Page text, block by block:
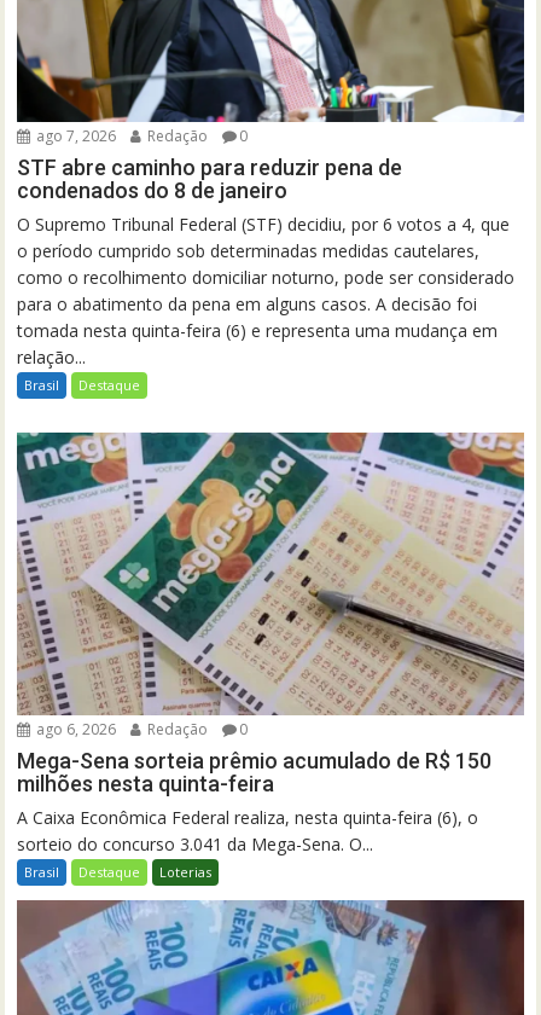
ago 7, 2026 Redação 0
STF abre caminho para reduzir pena de
condenados do 8 de janeiro
O Supremo Tribunal Federal (STF) decidiu, por 6 votos a 4, que
o período cumprido sob determinadas medidas cautelares,
como o recolhimento domiciliar noturno, pode ser considerado
para o abatimento da pena em alguns casos. A decisão foi
tomada nesta quinta-feira (6) e representa uma mudança em
relação...
Brasil Destaque
ago 6, 2026 Redação 0
Mega-Sena sorteia prêmio acumulado de R$ 150
milhões nesta quinta-feira
A Caixa Econômica Federal realiza, nesta quinta-feira (6), o
sorteio do concurso 3.041 da Mega-Sena. O...
Brasil Destaque Loterias